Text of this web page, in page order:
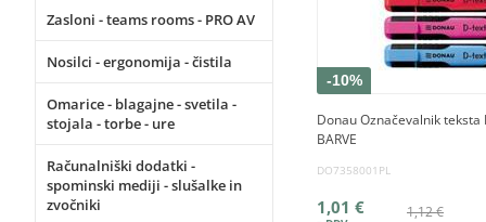
Zasloni - teams rooms - PRO AV
Nosilci - ergonomija - čistila
Omarice - blagajne - svetila -
stojala - torbe - ure
Računalniški dodatki -
spominski mediji - slušalke in
zvočniki
-10%
Donau Označevalnik teksta
BARVE
DO7358001PL
1,12 €
1,01 €